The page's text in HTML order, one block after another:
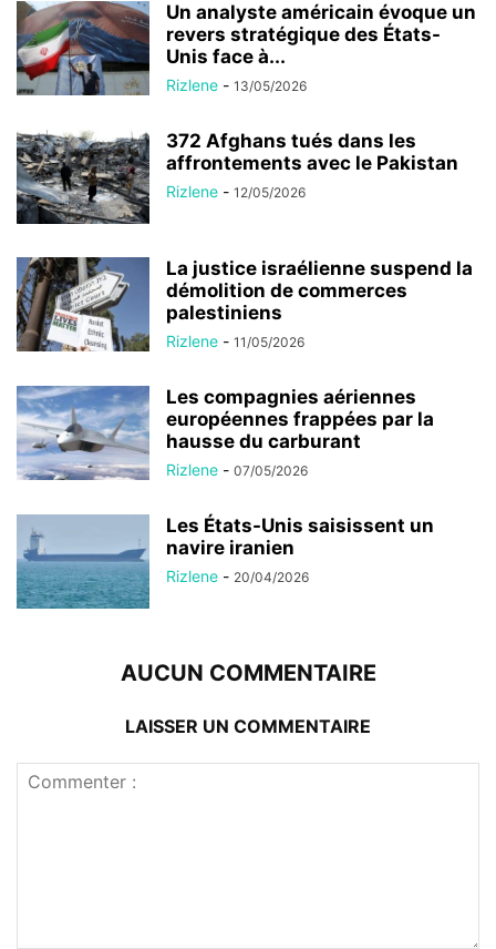
Un analyste américain évoque un
revers stratégique des États-
Unis face à...
Rizlene - 13/05/2026
372 Afghans tués dans les
affrontements avec le Pakistan
Rizlene - 12/05/2026
La justice israélienne suspend la
démolition de commerces
palestiniens
Rizlene - 11/05/2026
Les compagnies aériennes
européennes frappées par la
hausse du carburant
Rizlene - 07/05/2026
Les États-Unis saisissent un
navire iranien
Rizlene - 20/04/2026
AUCUN COMMENTAIRE
LAISSER UN COMMENTAIRE